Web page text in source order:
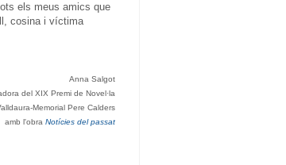
els meus amics que
cosina i víctima
Anna Salgot
del XIX Premi de Novel·la
Memorial Pere Calders
amb l'obra Notícies del passat